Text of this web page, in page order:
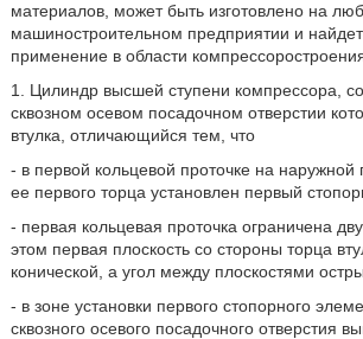
материалов, может быть изготовлено на
машиностроительном предприятии и
применение в области
1. Цилиндр высшей ступени компрессора,
сквозном осевом посадочном отверстии
втулка, отличающийся тем, что
- в первой кольцевой проточке на наружной
ее первого торца установлен первый
- первая кольцевая проточка ограничена
этом первая плоскость со стороны торца
конической, а угол между плоскостями
- в зоне установки первого стопорного
сквозного осевого посадочного отверстия